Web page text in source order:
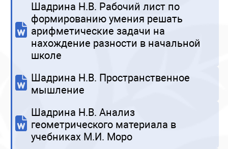
Шадрина Н.В. Рабочий лист по
формированию умения решать
арифметические задачи на
нахождение разности в начальной
школе
Шадрина Н.В. Пространственное
мышление
Шадрина Н.В. Анализ
геометрического материала в
учебниках М.И. Моро